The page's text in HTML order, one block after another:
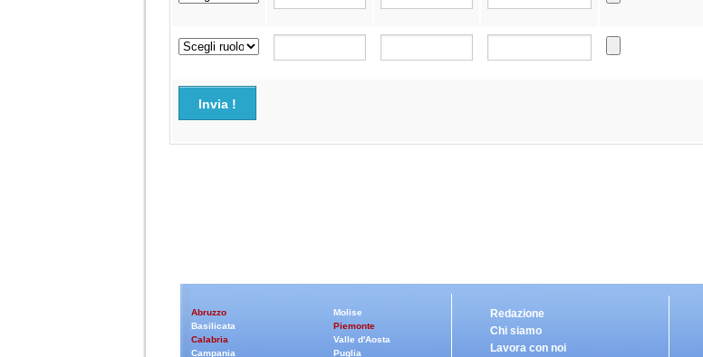
Invia !
Abruzzo
Basilicata
Calabria
Campania
Molise
Piemonte
Valle d'Aosta
Puglia
Redazione
Chi siamo
Lavora con noi